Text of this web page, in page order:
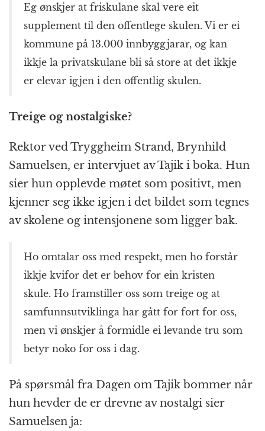
Eg ønskjer at friskulane skal vere eit
supplement til den offentlege skulen. Vi er ei
kommune på 13.000 innbyggjarar, og kan
ikkje la privatskulane bli så store at det ikkje
er elevar igjen i den offentlig skulen.
Treige og nostalgiske?
Rektor ved Tryggheim Strand, Brynhild
Samuelsen, er intervjuet av Tajik i boka. Hun
sier hun opplevde møtet som positivt, men
kjenner seg ikke igjen i det bildet som tegnes
av skolene og intensjonene som ligger bak.
Ho omtalar oss med respekt, men ho forstår
ikkje kvifor det er behov for ein kristen
skule. Ho framstiller oss som treige og at
samfunnsutviklinga har gått for fort for oss,
men vi ønskjer å formidle ei levande tru som
betyr noko for oss i dag.
På spørsmål fra Dagen om Tajik bommer når
hun hevder de er drevne av nostalgi sier
Samuelsen ja: